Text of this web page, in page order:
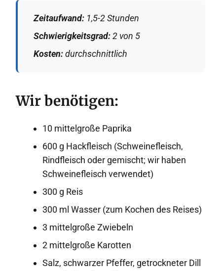
Zeitaufwand: 1,5-2 Stunden
Schwierigkeitsgrad:2 von 5
Kosten:durchschnittlich
Wir benötigen:
10 mittelgroße Paprika
600 g Hackfleisch (Schweinefleisch,
Rindfleisch oder gemischt; wir haben
Schweinefleisch verwendet)
300 g Reis
300 ml Wasser (zum Kochen des Reises)
3 mittelgroße Zwiebeln
2 mittelgroße Karotten
Salz, schwarzer Pfeffer, getrockneter Dill